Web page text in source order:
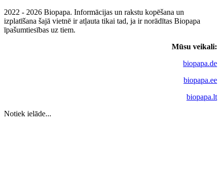
2022 - 2026 Biopapa. Informācijas un rakstu kopēšana un
izplatīšana šajā vietnē ir atļauta tikai tad, ja ir norādītas Biopapa
īpašumtiesības uz tiem.
Mūsu veikali:
biopapa.de
biopapa.ee
biopapa.lt
Notiek ielāde...